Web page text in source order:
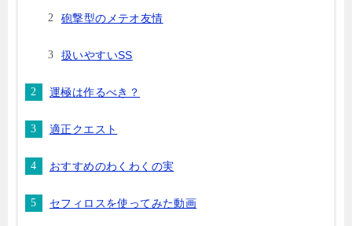
砲撃型のメテオ友情
扱いやすいSS
運極は作るべき？
適正クエスト
おすすめのわくわくの実
セフィロスを使ってみた動画